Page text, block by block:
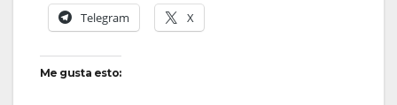
Telegram X
Me gusta esto: